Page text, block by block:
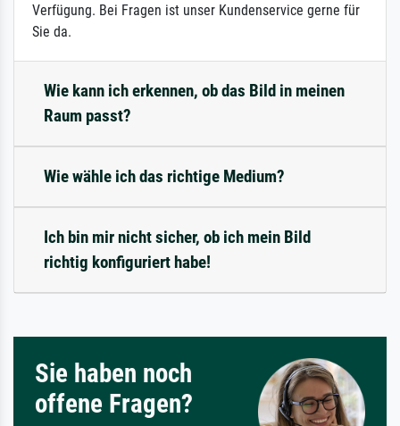
Verfügung. Bei Fragen ist unser Kundenservice gerne für
Sie da.
Wie kann ich erkennen, ob das Bild in meinen
Raum passt?
Wie wähle ich das richtige Medium?
Ich bin mir nicht sicher, ob ich mein Bild
richtig konfiguriert habe!
Sie haben noch
offene Fragen?